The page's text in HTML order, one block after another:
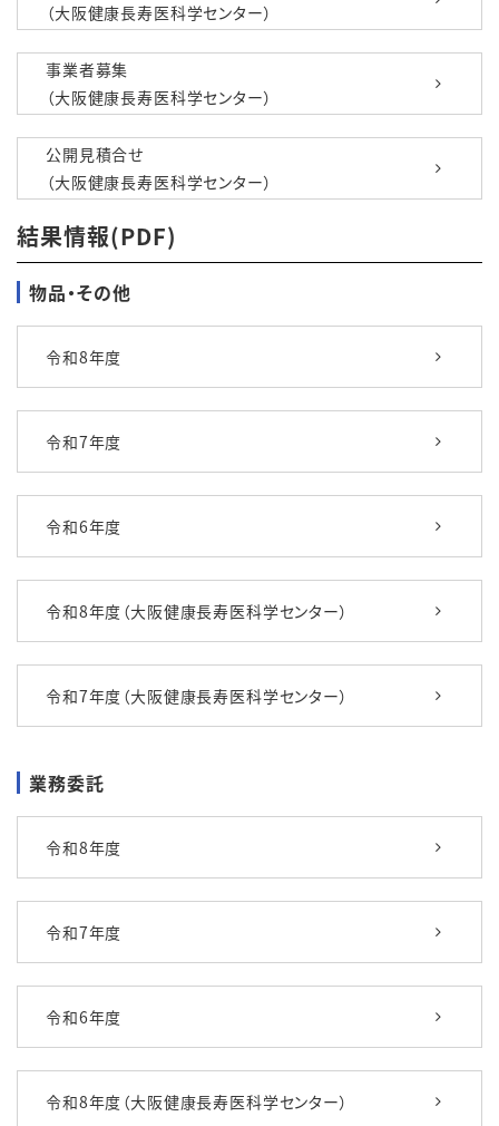
（大阪健康長寿医科学センター）
事業者募集
（大阪健康長寿医科学センター）
公開見積合せ
（大阪健康長寿医科学センター）
結果情報(PDF)
物品・その他
令和8年度
令和7年度
令和6年度
令和8年度（大阪健康長寿医科学センター）
令和7年度（大阪健康長寿医科学センター）
業務委託
令和8年度
令和7年度
令和6年度
令和8年度（大阪健康長寿医科学センター）